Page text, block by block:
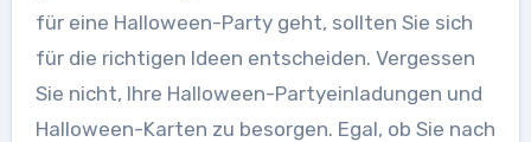
für eine Halloween-Party geht, sollten Sie sich
für die richtigen Ideen entscheiden. Vergessen
Sie nicht, Ihre Halloween-Partyeinladungen und
Halloween-Karten zu besorgen. Egal, ob Sie nach